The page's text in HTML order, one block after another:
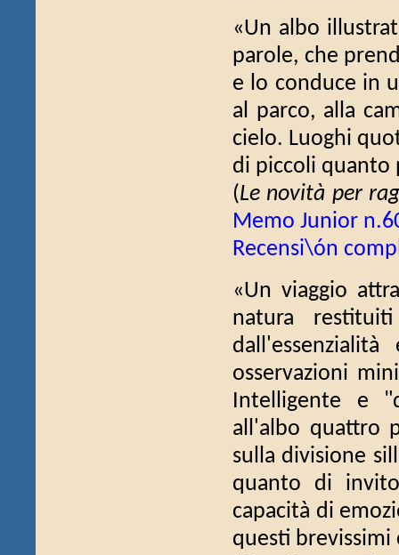
«Un albo
parole, che
e lo conduce in
al parco, alla
cielo. Luoghi
di piccoli quanto
(Le novità per
Memo Junior
Recensi\ón
«Un viaggio
natura
osservazioni
Intelligente e
all'albo quattro
sulla divisione
quanto di
capacità di
questi